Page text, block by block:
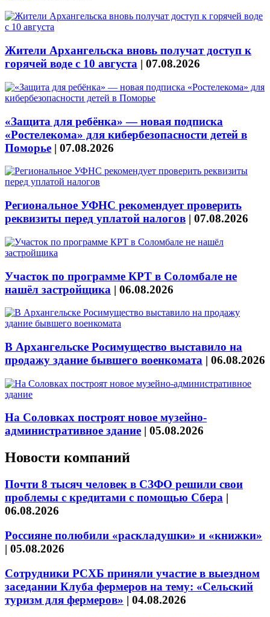
Жители Архангельска вновь получат доступ к
горячей воде с 10 августа | 07.08.2026
«Защита для ребёнка» — новая подписка
«Ростелекома» для кибербезопасности детей в
Поморье | 07.08.2026
Региональное УФНС рекомендует проверить
реквизиты перед уплатой налогов | 07.08.2026
Участок по программе КРТ в Соломбале не
нашёл застройщика | 06.08.2026
В Архангельске Росимущество выставило на
продажу здание бывшего военкомата | 06.08.2026
На Соловках построят новое музейно-
административное здание | 05.08.2026
Новости компаний
Почти 8 тысяч человек в СЗФО решили свои
проблемы с кредитами с помощью Сбера |
06.08.2026
Россияне полюбили «раскладушки» и «книжки»
| 05.08.2026
Сотрудники РСХБ приняли участие в выездном
заседании Клуба фермеров на тему: «Сельский
туризм для фермеров» | 04.08.2026